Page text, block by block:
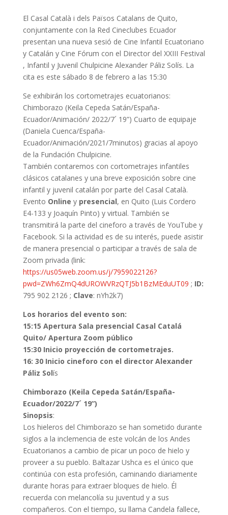
El Casal Català i dels Països Catalans de Quito,
conjuntamente con la Red Cineclubes Ecuador
presentan una nueva sesió de Cine Infantil Ecuatoriano
y Catalán y Cine Fórum con el Director del XXIII Festival
, Infantil y Juvenil Chulpicine Alexander Páliz Solís. La
cita es este sábado 8 de febrero a las 15:30
Se exhibirán los cortometrajes ecuatorianos:
Chimborazo (Keila Cepeda Satán/España-
Ecuador/Animación/ 2022/7´ 19”) Cuarto de equipaje
(Daniela Cuenca/España-
Ecuador/Animación/2021/7minutos) gracias al apoyo
de la Fundación Chulpicine.
También contaremos con cortometrajes infantiles
clásicos catalanes y una breve exposición sobre cine
infantil y juvenil catalán por parte del Casal Català.
Evento Online y presencial, en Quito (Luis Cordero
E4-133 y Joaquín Pinto) y virtual. También se
transmitirá la parte del cineforo a través de YouTube y
Facebook. Si la actividad es de su interés, puede asistir
de manera presencial o participar a través de sala de
Zoom privada (link:
https://us05web.zoom.us/j/7959022126?
pwd=ZWh6ZmQ4dUROWVRzQTJ5b1BzMEduUT09 ; ID:
795 902 2126 ; Clave: nYh2k7)
Los horarios del evento son:
15:15 Apertura Sala presencial Casal Catalá
Quito/ Apertura Zoom público
15:30 Inicio proyección de cortometrajes.
16: 30 Inicio cineforo con el director Alexander
Páliz Solís
Chimborazo (Keila Cepeda Satán/España-
Ecuador/2022/7´ 19”)
Sinopsis:
Los hieleros del Chimborazo se han sometido durante
siglos a la inclemencia de este volcán de los Andes
Ecuatorianos a cambio de picar un poco de hielo y
proveer a su pueblo. Baltazar Ushca es el único que
continúa con esta profesión, caminando diariamente
durante horas para extraer bloques de hielo. Él
recuerda con melancolía su juventud y a sus
compañeros. Con el tiempo, su llama Candela fallece,